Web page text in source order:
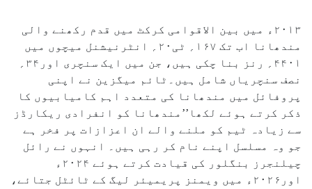
۲۰۱۳ء میں بین الاقوامی کرکٹ میں قدم رکھنے والی
مندھانا اب تک ۱۶۷؍ ٹی۲۰؍ انٹرنیشنل میچوں میں
نصف سنچریاں شامل ہیں۔ٹائم میگزین نے اپنی
پروفائل میں مندھانا کی متعدد اہم کامیابیوں کا
ذکر کرتے ہوئے لکھا’’مندھانا کو انفرادی ریکارڈز
سے زیادہ ٹیم کو ملنے والے ان اعزازات پر فخر ہے
جو وہ مسلسل اپنے نام کر رہی ہیں۔ انہوں نے رائل
چیلنجرز بنگلور کی قیادت کرتے ہوئے ۲۰۲۴ء
اور۲۰۲۶ء میں ویمنز پریمیئر لیگ کے ٹائٹل جتائے،